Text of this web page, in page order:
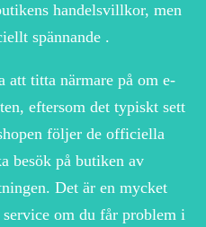
handelsvillkor, men
spännande .
att titta närmare på om e-
eftersom det typiskt sett
följer de officiella
besök på butiken av
Det är en mycket
om du får problem i